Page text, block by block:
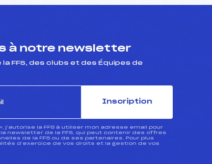
à notre newsletter
FFS, des clubs et des Équipes de
Inscription
j’autorise la FFS à utiliser mon adresse email pour
newsletter de la FFS, qui peut contenir des offres
de la FFS ou de ses partenaires. Pour plus
d’exercice de vos droits et la gestion de vos